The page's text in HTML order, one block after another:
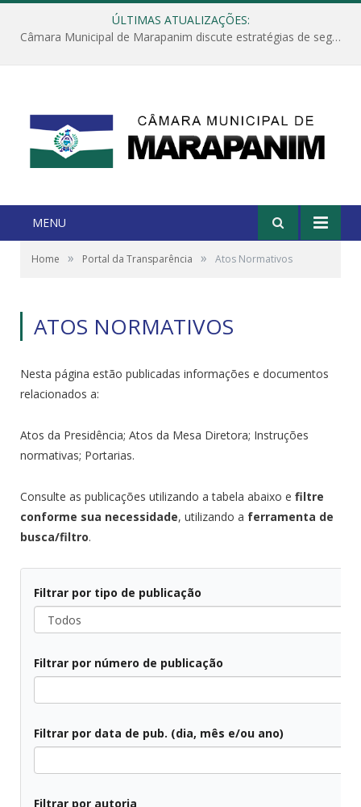
ÚLTIMAS ATUALIZAÇÕES:
Câmara Municipal de Marapanim discute estratégias de segurança com autoridades e poder executivo
MENU
Home » Portal da Transparência » Atos Normativos
ATOS NORMATIVOS
Nesta página estão publicadas informações e documentos
relacionados a:
Atos da Presidência; Atos da Mesa Diretora; Instruções
normativas; Portarias.
Consulte as publicações utilizando a tabela abaixo e filtre
conforme sua necessidade, utilizando a ferramenta de
busca/filtro.
Filtrar por tipo de publicação
Todos
Filtrar por número de publicação
Filtrar por data de pub. (dia, mês e/ou ano)
Filtrar por autoria